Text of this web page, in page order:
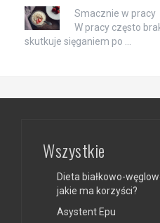
Smacznie w pracy
W pracy często
skutkuje sięganiem po …
Wszystkie
Dieta białkowo-
jakie ma korzyści?
Asystent Epu